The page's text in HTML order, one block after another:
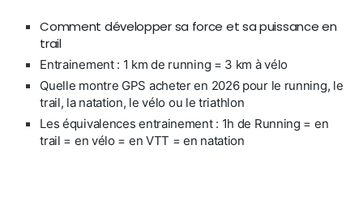
Comment développer sa force et sa puissance en
trail
Entrainement : 1 km de running = 3 km à vélo
Quelle montre GPS acheter en 2026 pour le running, le
trail, la natation, le vélo ou le triathlon
Les équivalences entrainement : 1h de Running = en
trail = en vélo = en VTT = en natation